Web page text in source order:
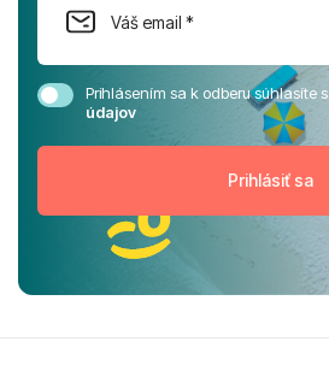
Prihlásením sa k odberu súhlasíte s
údajov